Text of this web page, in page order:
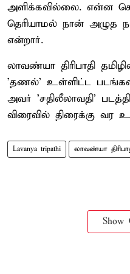
அளிக்கவில்லை. என்ன
தெரியாமல் நான் அழுத
என்றார்.
லாவண்யா திரிபாதி
’தணல்’ உள்ளிட்ட
அவர் ’சதிலீலாவதி’
விரைவில் திரைக்கு வர
Lavanya tripathi லாவண்யா
Show